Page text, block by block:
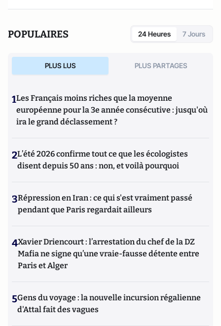
Il est également acteur amateur de théâtre et appartient à
Il est notamment l'auteur de Téléphonie sur l'IP (ToIP).
POPULAIRES 24 Heures 7 Jours
PLUS LUS PLUS PARTAGES
1Les Français moins riches que la moyenne
européenne pour la 3e année consécutive : jusqu'où
ira le grand déclassement ?
2L’été 2026 confirme tout ce que les écologistes
disent depuis 50 ans : non, et voilà pourquoi
3Répression en Iran : ce qui s'est vraiment passé
pendant que Paris regardait ailleurs
4Xavier Driencourt : l’arrestation du chef de la DZ
Mafia ne signe qu’une vraie-fausse détente entre
Paris et Alger
5Gens du voyage : la nouvelle incursion régalienne
d'Attal fait des vagues